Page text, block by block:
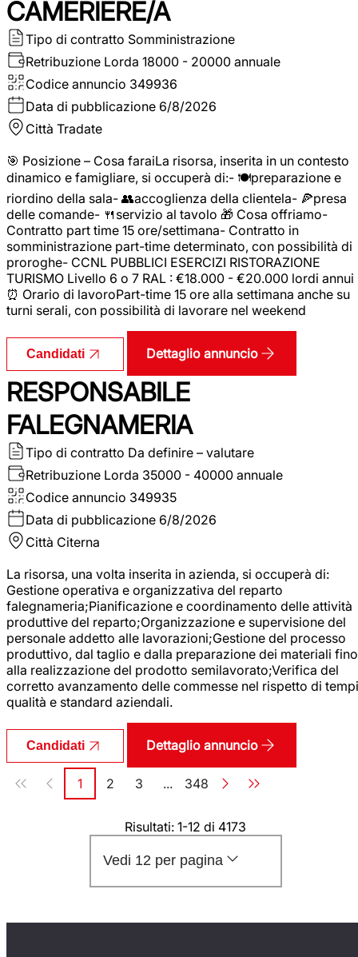
CAMERIERE/A
Tipo di contratto Somministrazione
Retribuzione Lorda 18000 - 20000 annuale
Codice annuncio 349936
Data di pubblicazione 6/8/2026
Città Tradate
🎯 Posizione – Cosa faraiLa risorsa, inserita in un contesto
dinamico e famigliare, si occuperà di:- 🍽️preparazione e
riordino della sala- 👥accoglienza della clientela- 🍕presa
delle comande- 🍴servizio al tavolo 🎁 Cosa offriamo-
Contratto part time 15 ore/settimana- Contratto in
somministrazione part-time determinato, con possibilità di
proroghe- CCNL PUBBLICI ESERCIZI RISTORAZIONE
TURISMO Livello 6 o 7 RAL : €18.000 - €20.000 lordi annui
⏰ Orario di lavoroPart-time 15 ore alla settimana anche su
turni serali, con possibilità di lavorare nel weekend
Candidati Dettaglio annuncio
RESPONSABILE
FALEGNAMERIA
Tipo di contratto Da definire – valutare
Retribuzione Lorda 35000 - 40000 annuale
Codice annuncio 349935
Data di pubblicazione 6/8/2026
Città Citerna
La risorsa, una volta inserita in azienda, si occuperà di:
Gestione operativa e organizzativa del reparto
falegnameria;Pianificazione e coordinamento delle attività
produttive del reparto;Organizzazione e supervisione del
personale addetto alle lavorazioni;Gestione del processo
produttivo, dal taglio e dalla preparazione dei materiali fino
alla realizzazione del prodotto semilavorato;Verifica del
corretto avanzamento delle commesse nel rispetto di
qualità e standard aziendali.
Candidati Dettaglio annuncio
Paginazione
Pagina
1 Pagina
2 Pagina
3 ... Pagina
348
Risultati: 1-12 di 4173
Vedi 12 per pagina